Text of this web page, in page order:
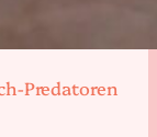
Predatoren